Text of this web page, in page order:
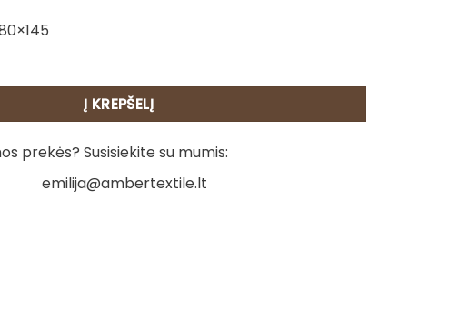
Į KREPŠELĮ
prekės? Susisiekite su mumis:
emilija@ambertextile.lt